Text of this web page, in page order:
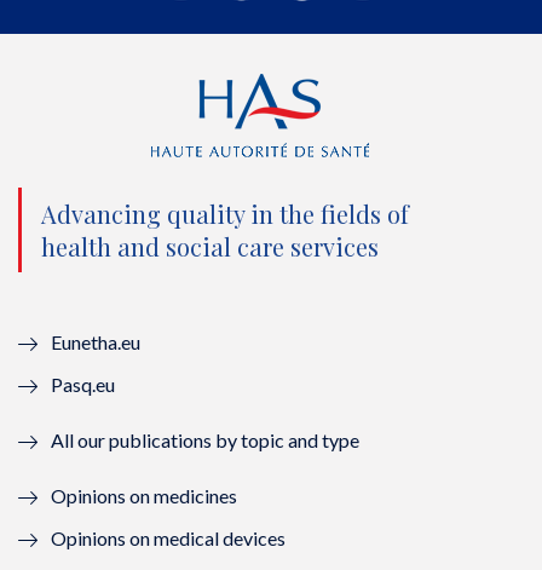
t
t
e
r
u
e
l
c
e
b
o
o
o
e
u
b
e
u
d
Advancing quality in the fields of
health and social care services
Eunetha.eu
Pasq.eu
All our publications by topic and type
Opinions on medicines
Opinions on medical devices